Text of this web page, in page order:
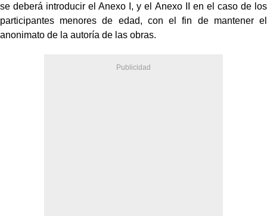
se deberá introducir el Anexo I, y el Anexo II en el caso de los
participantes menores de edad, con el fin de mantener el
anonimato de la autoría de las obras.